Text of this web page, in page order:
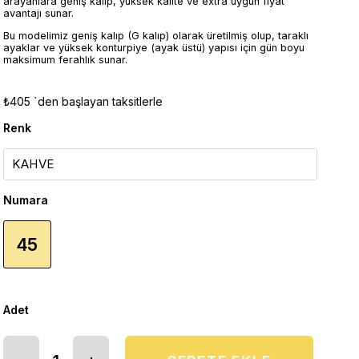
avantajı sunar.
Bu modelimiz geniş kalıp (G kalıp) olarak üretilmiş olup, taraklı
ayaklar ve yüksek konturpiye (ayak üstü) yapısı için gün boyu
maksimum ferahlık sunar.
₺405 `den başlayan taksitlerle
Renk
Numara
45
Adet